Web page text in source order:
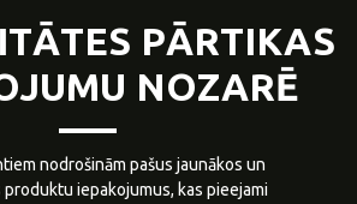
PĀRTIKAS
NOZARĒ
nodrošinām pašus jaunākos un
iepakojumus, kas pieejami